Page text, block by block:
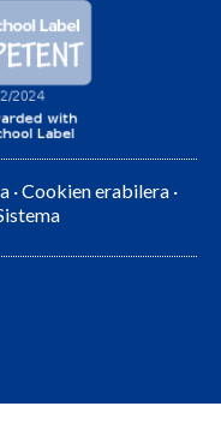
·Cookien erabilera ·